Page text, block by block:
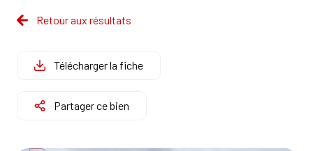
ACHETER
GÉRER
MAZAMET
Retour aux résultats
Télécharger la fiche
Partager ce bien